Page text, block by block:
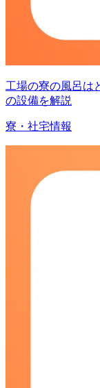
工場の寮の風呂は
の設備を解説
寮・社宅情報